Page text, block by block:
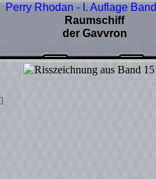
Perry Rhodan - I. Auflage Band
Raumschiff
der Gavvron